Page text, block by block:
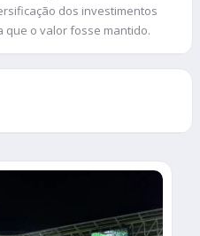
dos investimentos
que o valor fosse mantido.